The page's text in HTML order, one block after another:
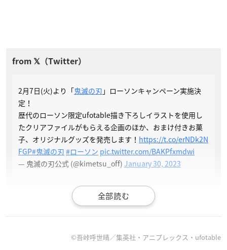
2月7日(火)より「鬼滅の刃 」ローソンキャンペーン実施決
定！
歴代のローソン限定ufotable描き下ろしイラストを使用し
たクリアファイルがもらえる企画のほか、おまけ付きお菓
子、オリジナルグッズを発売します！ https://t.co/erNDk2N
FGP#鬼滅の刃 #ローソン pic.twitter.com/BAKPfxmdwi
— 鬼滅の刃公式 (@kimetsu_off) January 30, 2023
©吾峠呼世晴／集英社・アニプレックス・ufotable